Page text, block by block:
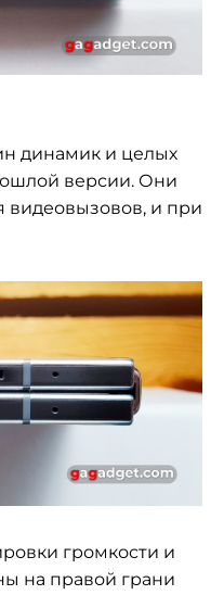
динамик и целых
версии. Они
видеовызовов, и при
громкости и
на правой грани